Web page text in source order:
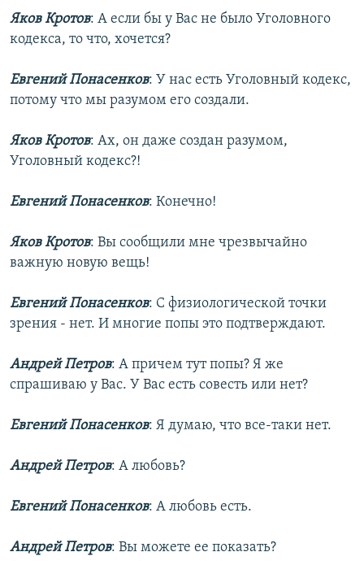
Яков Кротов: А если бы у Вас не было Уголовного
кодекса, то что, хочется?
Евгений Понасенков: У нас есть Уголовный кодекс,
потому что мы разумом его создали.
Яков Кротов: Ах, он даже создан разумом,
Уголовный кодекс?!
Евгений Понасенков: Конечно!
Яков Кротов: Вы сообщили мне чрезвычайно
важную новую вещь!
Евгений Понасенков: С физиологической точки
зрения - нет. И многие попы это подтверждают.
Андрей Петров: А причем тут попы? Я же
спрашиваю у Вас. У Вас есть совесть или нет?
Евгений Понасенков: Я думаю, что все-таки нет.
Андрей Петров: А любовь?
Евгений Понасенков: А любовь есть.
Андрей Петров: Вы можете ее показать?